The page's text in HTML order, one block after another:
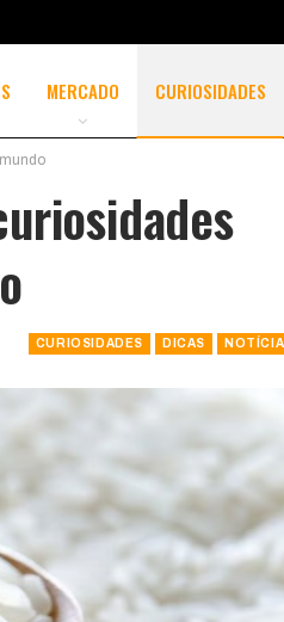
MERCADO CURIOSIDADES
CURIOSIDADES DICAS